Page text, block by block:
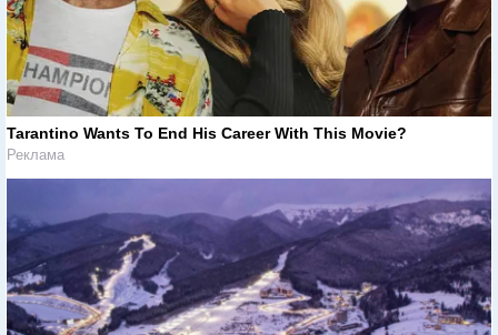
Tarantino Wants To End His Career With This Movie?
Реклама